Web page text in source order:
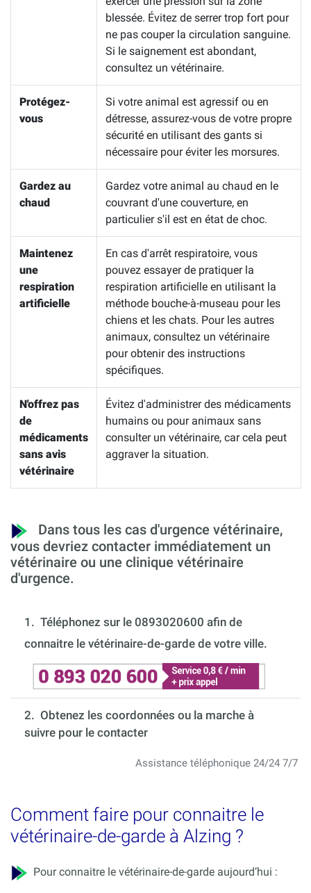
blessée. Évitez de serrer trop fort pour
ne pas couper la circulation sanguine.
Si le saignement est abondant,
consultez un vétérinaire.
Protégez-
vous
Si votre animal est agressif ou en
détresse, assurez-vous de votre propre
sécurité en utilisant des gants si
nécessaire pour éviter les morsures.
Gardez au
chaud
Gardez votre animal au chaud en le
couvrant d'une couverture, en
particulier s'il est en état de choc.
Maintenez
une
respiration
artificielle
En cas d'arrêt respiratoire, vous
pouvez essayer de pratiquer la
respiration artificielle en utilisant la
méthode bouche-à-museau pour les
chiens et les chats. Pour les autres
animaux, consultez un vétérinaire
pour obtenir des instructions
spécifiques.
N'offrez pas
de
médicaments
sans avis
vétérinaire
Évitez d'administrer des médicaments
humains ou pour animaux sans
consulter un vétérinaire, car cela peut
aggraver la situation.
Dans tous les cas d'urgence vétérinaire,
vous devriez contacter immédiatement un
vétérinaire ou une clinique vétérinaire
d'urgence.
1. Téléphonez sur le 0893020600 afin de
connaitre le vétérinaire-de-garde de votre ville.
2. Obtenez les coordonnées ou la marche à
suivre pour le contacter
Assistance téléphonique 24/24 7/7
Comment faire pour connaitre le
vétérinaire-de-garde à Alzing ?
Pour connaitre le vétérinaire-de-garde aujourd’hui :